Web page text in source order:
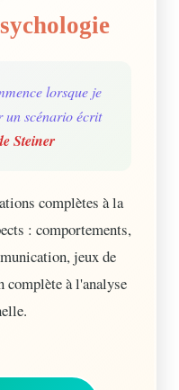
lorsque je
un scénario écrit
Steiner
complètes à la
: comportements,
jeux de
à l'analyse